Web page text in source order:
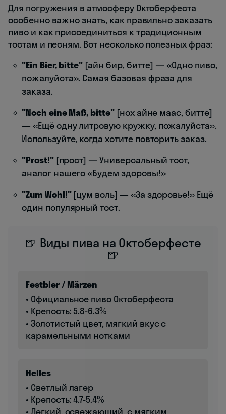
Для погружения в атмосферу Октоберфеста
особенно важно знать, как правильно заказать
пиво и как присоединиться к традиционным
тостам и песням. Вот несколько полезных фраз:
"Ein Bier, bitte" [айн бир, битте] — «Одно пиво,
пожалуйста». Самая базовая фраза для
заказа.
"Noch eine Maß, bitte"[нох айне маас, битте]
— «Ещё одну литровую кружку, пожалуйста».
Используйте, когда хотите повторить заказ.
"Prost!"[прост] — Универсальный тост,
аналог нашего «Будем здоровы!»
"Zum Wohl!"[цум воль] — «За здоровье!» Ещё
один популярный тост.
🍺 Виды пива на Октоберфесте
🍺
Festbier / Märzen
• Официальное пиво Октоберфеста
• Крепость: 5.8-6.3%
• Золотистый цвет, мягкий вкус с
карамельными нотками
Helles
• Светлый лагер
• Крепость: 4.7-5.4%